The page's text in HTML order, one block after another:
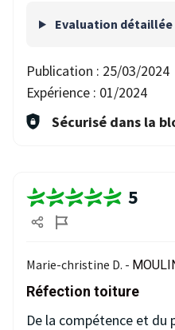
Evaluation détaillée
Publication : 25/03/2024
Expérience : 01/2024
Sécurisé dans la
5
Marie-christine D. -
Réfection toiture
De la compétence et du